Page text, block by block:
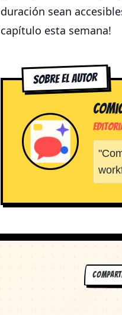
duración sean
capítulo esta semana!
Sobre el Autor
"